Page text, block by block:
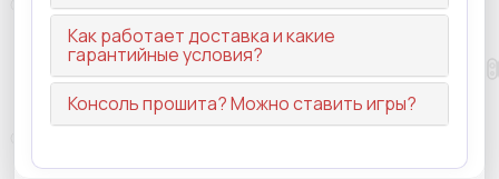
Как работает доставка и какие
гарантийные условия?
Консоль прошита? Можно ставить игры?